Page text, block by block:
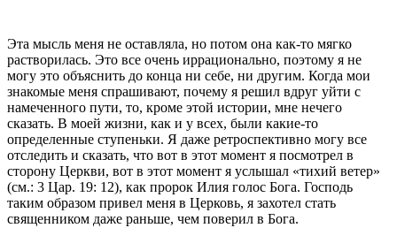
Эта мысль меня не оставляла, но потом она как-то мягко
растворилась. Это все очень иррационально, поэтому я не
могу это объяснить до конца ни себе, ни другим. Когда мои
знакомые меня спрашивают, почему я решил вдруг уйти с
намеченного пути, то, кроме этой истории, мне нечего
сказать. В моей жизни, как и у всех, были какие-то
определенные ступеньки. Я даже ретроспективно могу все
отследить и сказать, что вот в этот момент я посмотрел в
сторону Церкви, вот в этот момент я услышал «тихий ветер»
(см.: 3 Цар. 19: 12), как пророк Илия голос Бога. Господь
таким образом привел меня в Церковь, я захотел стать
священником даже раньше, чем поверил в Бога.